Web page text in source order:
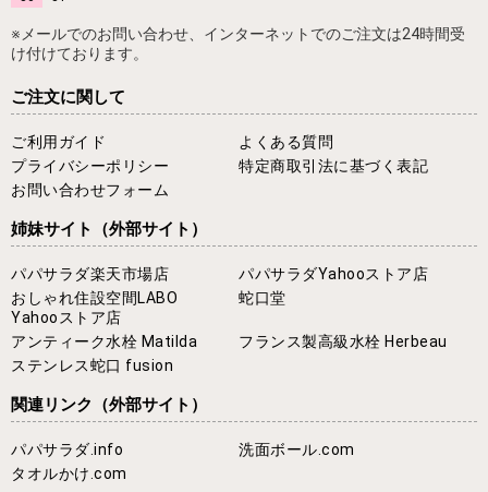
※メールでのお問い合わせ、インターネットでのご注文は24時間受
け付けております。
ご注文に関して
ご利用ガイド
よくある質問
プライバシーポリシー
特定商取引法に基づく表記
お問い合わせフォーム
姉妹サイト （外部サイト）
パパサラダ楽天市場店
パパサラダYahooストア店
おしゃれ住設空間LABO
Yahooストア店
蛇口堂
アンティーク水栓 Matilda
フランス製高級水栓 Herbeau
ステンレス蛇口 fusion
関連リンク （外部サイト）
パパサラダ.info
洗面ボール.com
タオルかけ.com